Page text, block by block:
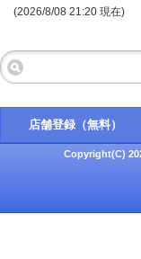
(2026/8/08 21:20 現在)
店舗登録（無料）
Copyright(C)